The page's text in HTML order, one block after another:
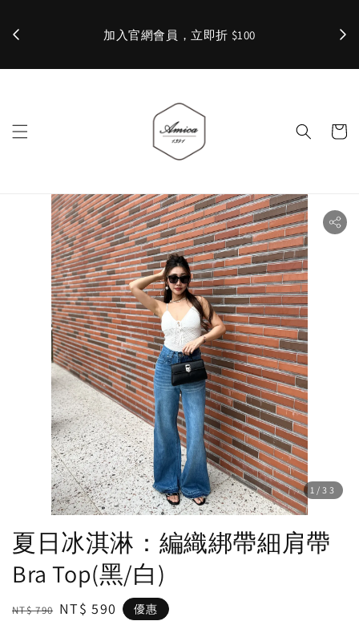
加入官網會員，立即折 $100 ✨
1 /33
夏日冰淇淋：編織綁帶細肩帶
Bra Top(黑/白)
Regular
NT$ 790 Sale
NT$ 590 優惠